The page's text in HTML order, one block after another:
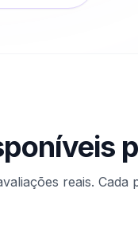
reais. Cada